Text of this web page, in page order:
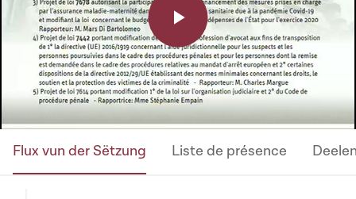
Play
Video
Flux vun der Sëtzung Liste de présence